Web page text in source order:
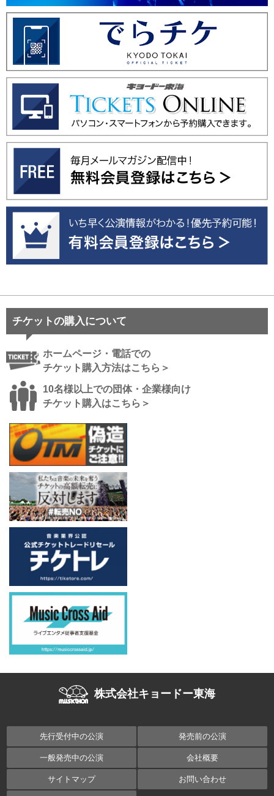
チケットの購入について
ホームページ・電話での
チケット購入方法はこちら＞
10名様以上での団体・企業様向け
チケット購入はこちら＞
株式会社キョードー東海
先行受付中の公演 発売前の公演
一般発売中の公演 会社概要
サイトマップ お問い合わせ